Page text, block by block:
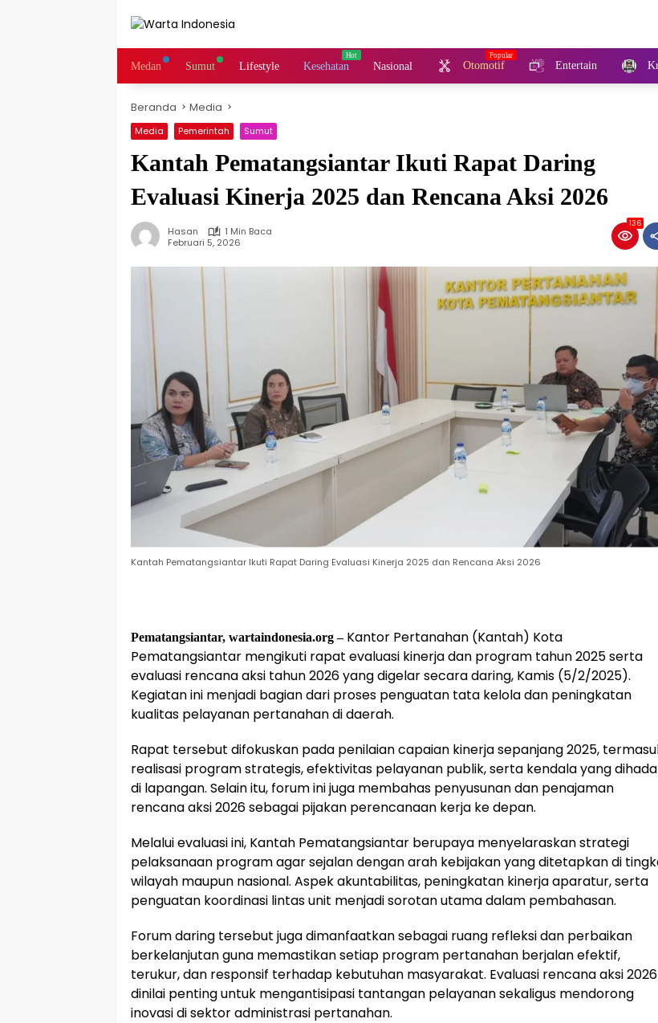
Medan Sumut Lifestyle Kesehatan Nasional Otomotif Entertain
Beranda Media
Media Pemerintah Sumut
Kantah Pematangsiantar Ikuti Rapat Daring
Evaluasi Kinerja 2025 dan Rencana Aksi 2026
Hasan
1 Min Baca
Februari 5, 2026
136
Kantah Pematangsiantar Ikuti Rapat Daring Evaluasi Kinerja 2025 dan Rencana Aksi 2026
Pematangsiantar, wartaindonesia.org –Kantor Pertanahan (Kantah) Kota
Pematangsiantar mengikuti rapat evaluasi kinerja dan program tahun 2025 serta
evaluasi rencana aksi tahun 2026 yang digelar secara daring, Kamis (5/2/2025).
Kegiatan ini menjadi bagian dari proses penguatan tata kelola dan peningkatan
kualitas pelayanan pertanahan di daerah.
Rapat tersebut difokuskan pada penilaian capaian kinerja sepanjang 2025,
realisasi program strategis, efektivitas pelayanan publik, serta kendala yang
di lapangan. Selain itu, forum ini juga membahas penyusunan dan penajaman
rencana aksi 2026 sebagai pijakan perencanaan kerja ke depan.
Melalui evaluasi ini, Kantah Pematangsiantar berupaya menyelaraskan strategi
pelaksanaan program agar sejalan dengan arah kebijakan yang ditetapkan di
wilayah maupun nasional. Aspek akuntabilitas, peningkatan kinerja aparatur, serta
penguatan koordinasi lintas unit menjadi sorotan utama dalam pembahasan.
Forum daring tersebut juga dimanfaatkan sebagai ruang refleksi dan perbaikan
berkelanjutan guna memastikan setiap program pertanahan berjalan efektif,
terukur, dan responsif terhadap kebutuhan masyarakat. Evaluasi rencana aksi 2026
dinilai penting untuk mengantisipasi tantangan pelayanan sekaligus mendorong
inovasi di sektor administrasi pertanahan.